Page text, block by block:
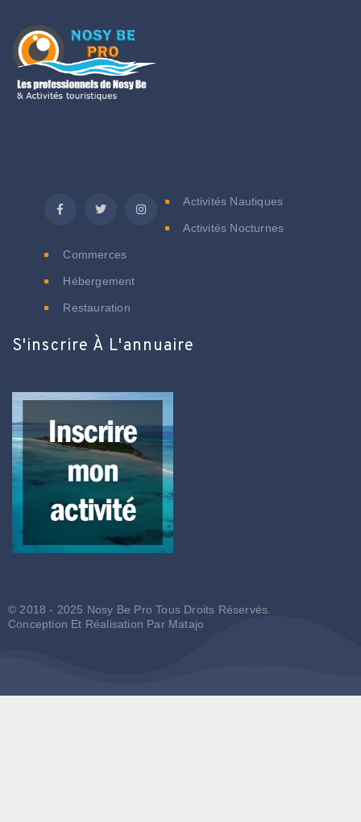
Activités Nautiques
Activités Nocturnes
Commerces
Hébergement
Restauration
S'inscrire À L'annuaire
© 2018 - 2025 Nosy Be Pro Tous Droits Réservés.
Conception Et Réalisation Par Matajo